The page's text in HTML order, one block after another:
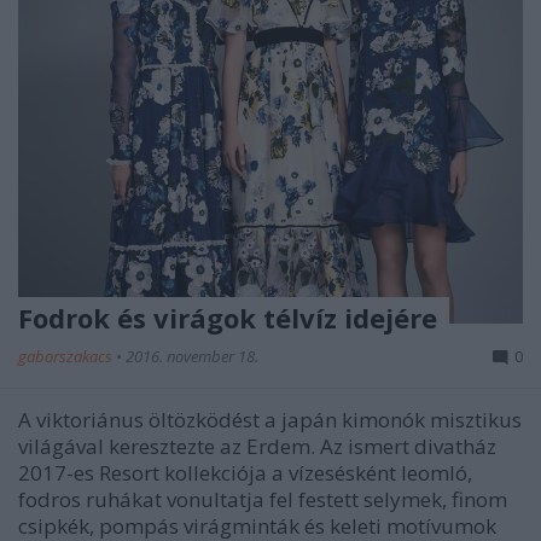
Fodrok és virágok télvíz idejére
gaborszakacs • 2016. november 18. 0
A viktoriánus öltözködést a japán kimonók misztikus
világával keresztezte az Erdem. Az ismert divatház
2017-es Resort kollekciója a vízesésként leomló,
fodros ruhákat vonultatja fel festett selymek, finom
csipkék, pompás virágminták és keleti motívumok